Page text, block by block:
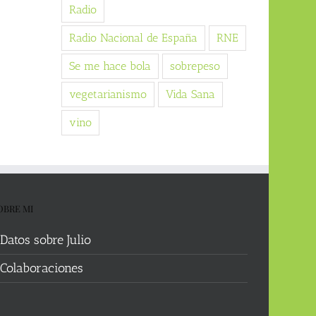
Radio
Radio Nacional de España RNE
Se me hace bola sobrepeso
vegetarianismo Vida Sana
vino
MI
Datos sobre Julio
Colaboraciones